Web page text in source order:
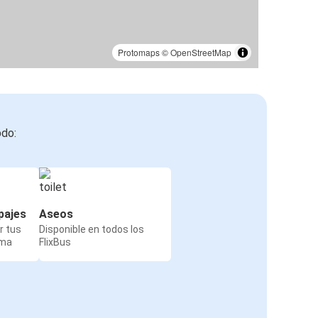
Protomaps©OpenStreetMap
tus
Aseos
Disponible en todos los
FlixBus